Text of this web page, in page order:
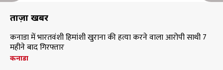
ताज़ा खबरें
कनाडा में भारतवंशी हिमांशी खुराना की हत्या करने वाला आरोपी साथी 7
महीने बाद गिरफ्तार
कनाडा